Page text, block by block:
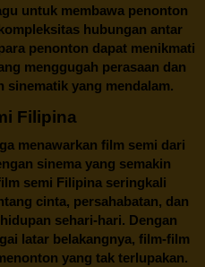
untuk membawa penonton
hubungan antar
penonton dapat menikmati
menggugah perasaan dan
sinematik yang mendalam.
Filipina
menawarkan film semi dari
sinema yang semakin
semi Filipina seringkali
cinta, persahabatan, dan
sehari-hari. Dengan
latar belakangnya, film-film
yang tak terlupakan.